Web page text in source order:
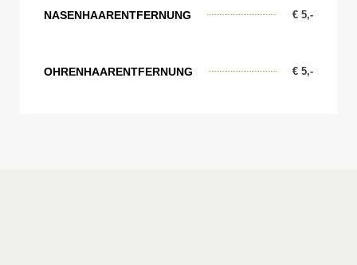
NASENHAARENTFERNUNG € 5,-
OHRENHAARENTFERNUNG € 5,-